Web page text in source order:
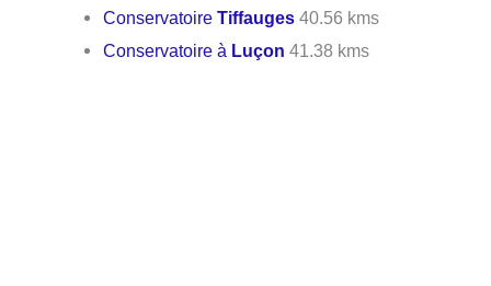
ConservatoireTiffauges 40.56 kms
Conservatoire à Luçon 41.38 kms